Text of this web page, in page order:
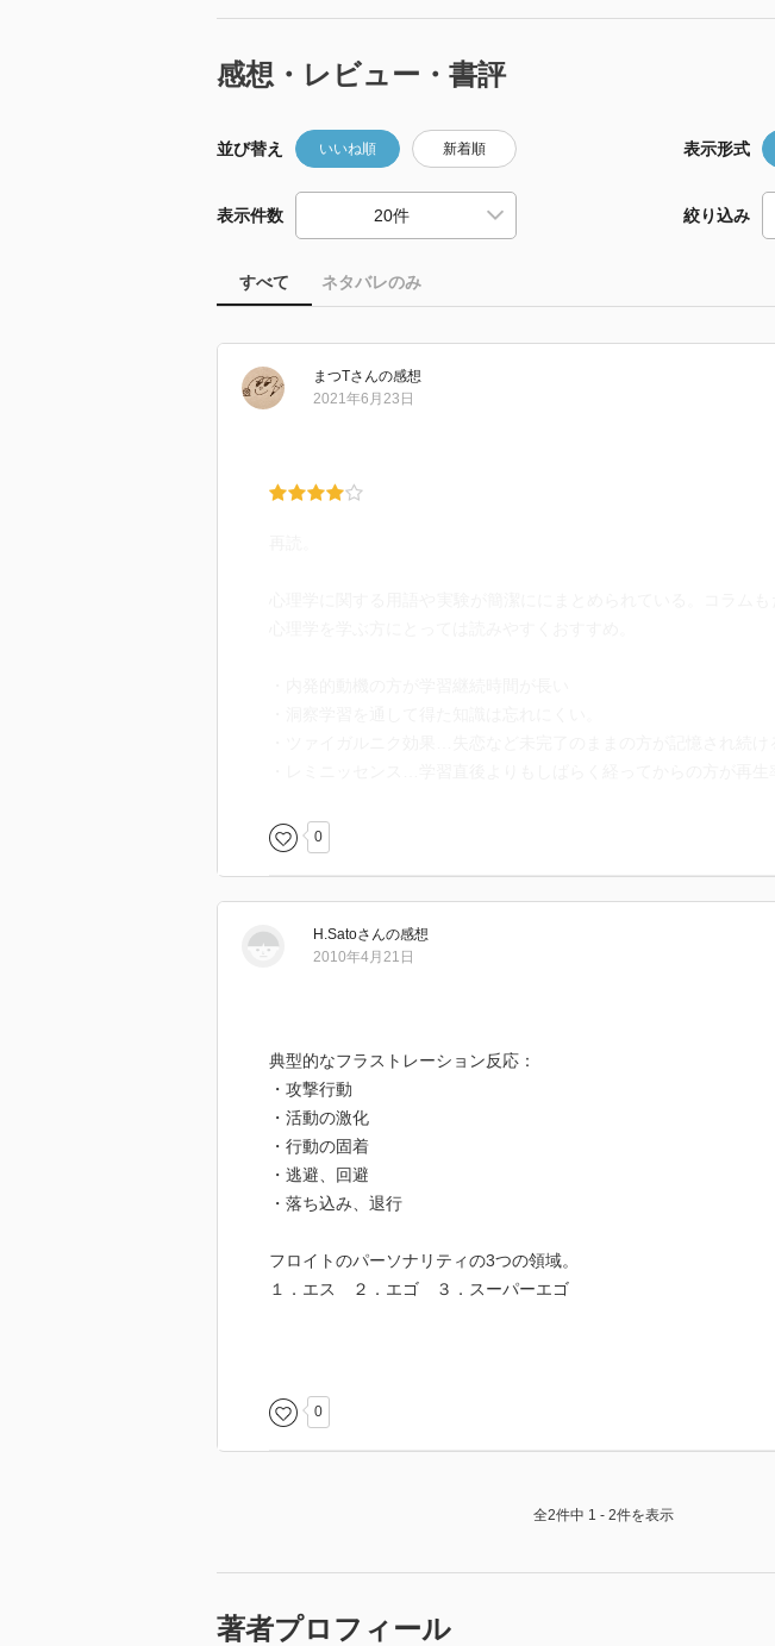
感想・レビュー・書評
並び替え いいね順 新着順 表示形式
表示件数 絞り込み
すべて ネタバレのみ
まつTさんの感想
2021年6月23日
0
H.Satoさんの感想
2010年4月21日
典型的なフラストレーション反応：
・攻撃行動
・活動の激化
・行動の固着
・逃避、回避
・落ち込み、退行
フロイトのパーソナリティの3つの領域。
１．エス ２．エゴ ３．スーパーエゴ
好意を生じる対人的要因
５．類似性と補完性
0
全2件中 1 - 2件を表示
著者プロフィール